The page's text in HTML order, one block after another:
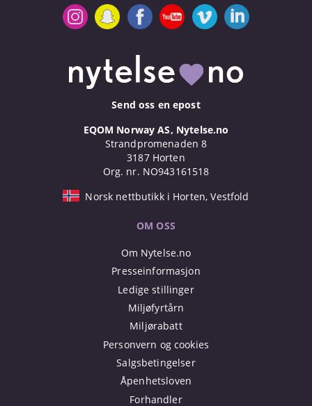
Send oss en epost
EQOM Norway AS, Nytelse.no
Strandpromenaden 8
3187 Horten
Org. nr. NO943161518
Norsk nettbutikk i Horten, Vestfold
OM OSS
Om Nytelse.no
Presseinformasjon
Ledige stillinger
Miljøfyrtårn
Miljørabatt
Personvern og cookies
Salgsbetingelser
Åpenhetsloven
Forhandler